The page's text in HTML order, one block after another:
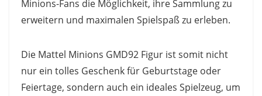
Minions-Fans die Möglichkeit, ihre Sammlung zu
erweitern und maximalen Spielspaß zu erleben.
Die Mattel Minions GMD92 Figur ist somit nicht
nur ein tolles Geschenk für Geburtstage oder
Feiertage, sondern auch ein ideales Spielzeug, um